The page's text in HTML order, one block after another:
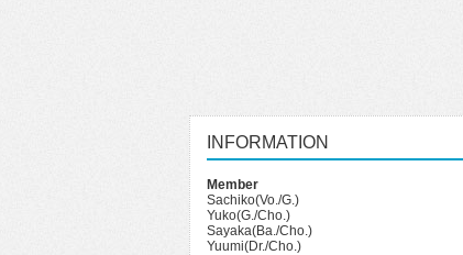
INFORMATION
Member
Sachiko(Vo./G.)
Yuko(G./Cho.)
Sayaka(Ba./Cho.)
Yuumi(Dr./Cho.)